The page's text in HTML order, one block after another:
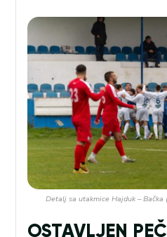
Detalj sa utakmice Hajduk – Bačka
OSTAVLJEN